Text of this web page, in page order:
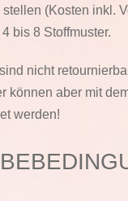
stellen (Kosten inkl.
bis 8 Stoffmuster.
nicht
können aber mit
werden!